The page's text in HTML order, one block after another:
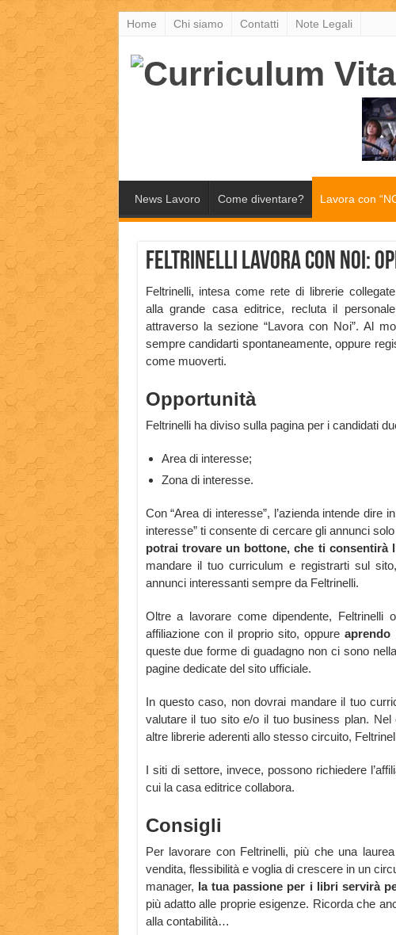
Home Chi siamo Contatti Note Legali
News Lavoro Come diventare? Lavora con
Feltrinelli Lavora con Noi:
Feltrinelli, intesa come rete di librerie collegate
alla grande casa editrice, recluta il personale
attraverso la sezione “Lavora con Noi”. Al
sempre candidarti spontaneamente, oppure
come muoverti.
Opportunità
Feltrinelli ha diviso sulla pagina per i candidati
Area di interesse;
Zona di interesse.
Con “Area di interesse”, l’azienda intende dire
interesse” ti consente di cercare gli annunci
potrai trovare un bottone, che ti consentirà
mandare il tuo curriculum e registrarti sul
annunci interessanti sempre da Feltrinelli.
Oltre a lavorare come dipendente, Feltrinelli
affiliazione con il proprio sito, oppure
queste due forme di guadagno non ci sono
pagine dedicate del sito ufficiale.
In questo caso, non dovrai mandare il tuo
valutare il tuo sito e/o il tuo business plan.
altre librerie aderenti allo stesso circuito,
I siti di settore, invece, possono richiedere
cui la casa editrice collabora.
Consigli
Per lavorare con Feltrinelli, più che una
vendita, flessibilità e voglia di crescere in un
manager, la tua passione per i libri servirà
più adatto alle proprie esigenze. Ricorda che
alla contabilità…